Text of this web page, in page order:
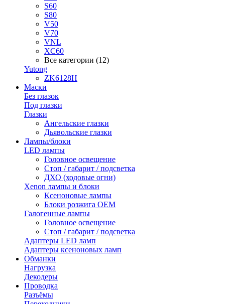
S60
S80
V50
V70
VNL
XC60
Все категории (12)
Yutong
ZK6128H
Маски
Без глазок
Под глазки
Глазки
Ангельские глазки
Дьявольские глазки
Лампы/блоки
LED лампы
Головное освещение
Стоп / габарит / подсветка
ДХО (ходовые огни)
Xenon лампы и блоки
Ксеноновые лампы
Блоки розжига OEM
Галогенные лампы
Головное освещение
Стоп / габарит / подсветка
Адаптеры LED ламп
Адаптеры ксеноновых ламп
Обманки
Нагрузка
Декодеры
Проводка
Разъёмы